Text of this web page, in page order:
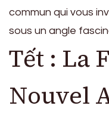
commun qui vous
sous un angle
Tết : La
Nouvel